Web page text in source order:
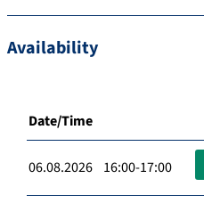
Availability
Date/Time
06.08.2026 16:00-17:00